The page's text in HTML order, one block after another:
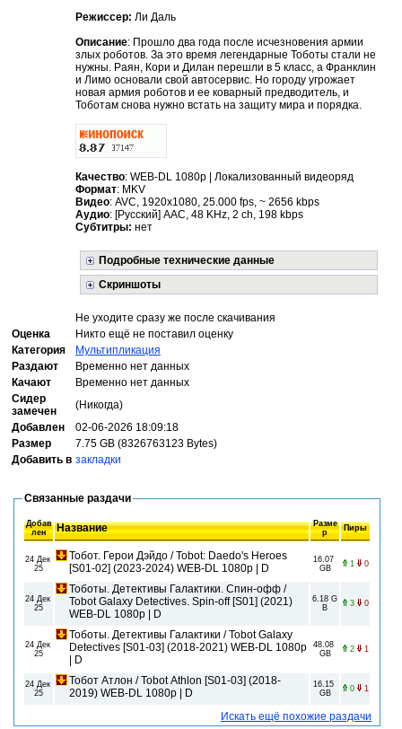
Режиссер: Ли Даль
Описание: Прошло два года после исчезновения армии
злых роботов. За это время легендарные Тоботы стали не
нужны. Раян, Кори и Дилан перешли в 5 класс, а Франклин
и Лимо основали свой автосервис. Но городу угрожает
новая армия роботов и ее коварный предводитель, и
Тоботам снова нужно встать на защиту мира и порядка.
Качество: WEB-DL 1080p | Локализованный видеоряд
Формат: MKV
Видео: AVC, 1920x1080, 25.000 fps, ~ 2656 kbps
Аудио: [Русский] AAC, 48 KHz, 2 ch, 198 kbps
Субтитры: нет
Подробные технические данные
Скриншоты
Не уходите сразу же после скачивания
Оценка
Никто ещё не поставил оценку
Категория
Мультипликация
Раздают
Временно нет данных
Качают
Временно нет данных
Сидер
замечен
(Никогда)
Добавлен
02-06-2026 18:09:18
Размер
7.75 GB (8326763123 Bytes)
Добавить в закладки
Связанные раздачи
Добав
лен
Название
Разме
р
Пиры
24 Дек
25
Тобот. Герои Дэйдо / Tobot: Daedo's Heroes
[S01-02] (2023-2024) WEB-DL 1080p | D
16.07
GB
1 0
24 Дек
25
Тоботы. Детективы Галактики. Спин-офф /
Tobot Galaxy Detectives. Spin-off [S01] (2021)
WEB-DL 1080p | D
6.18 G
B
3 0
24 Дек
25
Тоботы. Детективы Галактики / Tobot Galaxy
Detectives [S01-03] (2018-2021) WEB-DL 1080p
| D
48.08
GB
2 1
24 Дек
25
Тобот Атлон / Tobot Athlon [S01-03] (2018-
2019) WEB-DL 1080p | D
16.15
GB
0 1
Искать ещё похожие раздачи